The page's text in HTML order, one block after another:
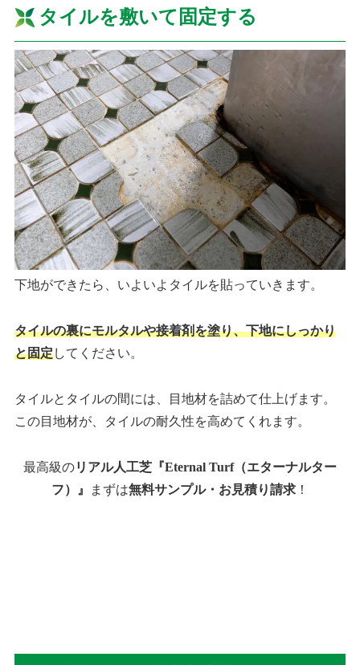
タイルを敷いて固定する
下地ができたら、いよいよタイルを貼っていきます。
タイルの裏にモルタルや接着剤を塗り、下地にしっかり
と固定してください。
タイルとタイルの間には、目地材を詰めて仕上げます。
この目地材が、タイルの耐久性を高めてくれます。
最高級のリアル人工芝『Eternal Turf（エターナルター
フ）』
まずは無料サンプル・お見積り請求 ！